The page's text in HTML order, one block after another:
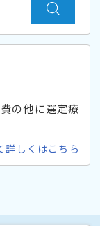
の他に選定療
詳しくはこちら